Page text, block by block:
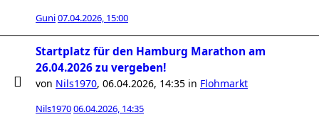
Guni07.04.2026, 15:00
Startplatz für den Hamburg Marathon am
26.04.2026 zu vergeben!
von Nils1970, 06.04.2026, 14:35 in Flohmarkt
Nils197006.04.2026, 14:35